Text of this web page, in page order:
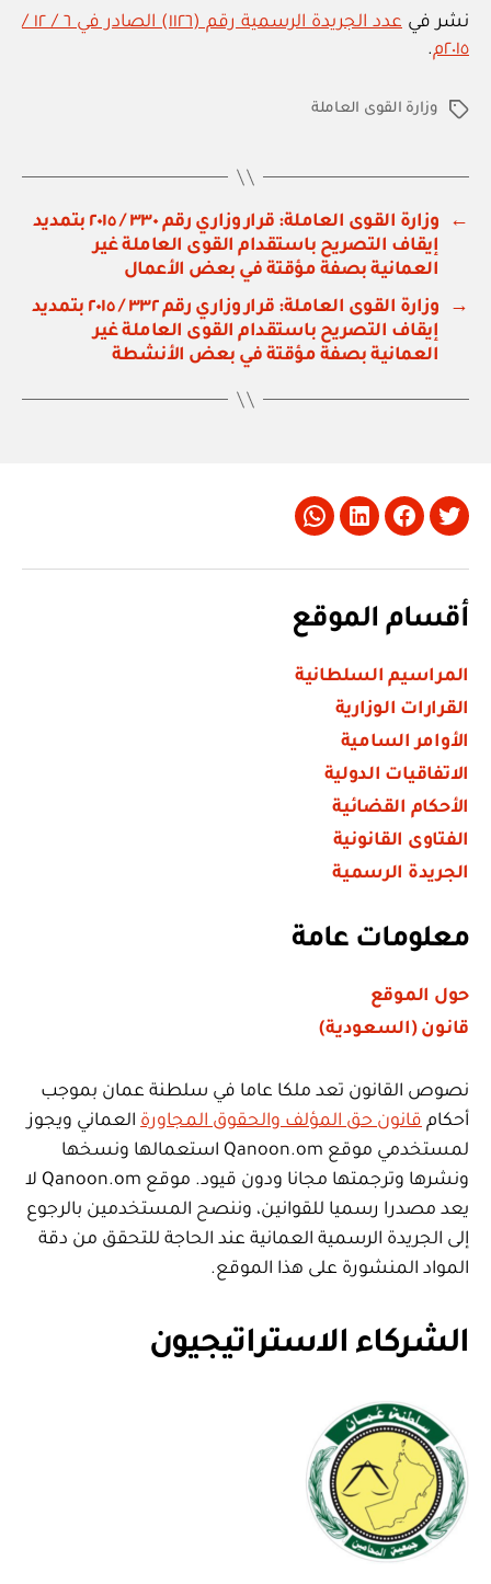
نشر في
عدد الجريدة الرسمية رقم (١١٢٦) الصادر في ٦ / ١٢ /
٢٠١٥م
.
الوسوموزارة القوى العاملة
←
وزارة القوى العاملة: قرار وزاري رقم ٣٣٠ / ٢٠١٥ بتمديد
إيقاف التصريح باستقدام القوى العاملة غير
العمانية بصفة مؤقتة في بعض الأعمال
→
وزارة القوى العاملة: قرار وزاري رقم ٣٣٢ / ٢٠١٥ بتمديد
إيقاف التصريح باستقدام القوى العاملة غير
العمانية بصفة مؤقتة في بعض الأنشطة
Twitter
Facebook
LinkedIn
Whatsapp
أقسام الموقع
المراسيم السلطانية
القرارات الوزارية
الأوامر السامية
الاتفاقيات الدولية
الأحكام القضائية
الفتاوى القانونية
الجريدة الرسمية
معلومات عامة
حول الموقع
قانون (السعودية)
نصوص القانون تعد ملكا عاما في سلطنة عمان بموجب
أحكام قانون حق المؤلف والحقوق المجاورة العماني ويجوز
لمستخدمي موقع Qanoon.om استعمالها ونسخها
ونشرها وترجمتها مجانا ودون قيود. موقع Qanoon.om لا
يعد مصدرا رسميا للقوانين، وننصح المستخدمين بالرجوع
إلى الجريدة الرسمية العمانية عند الحاجة للتحقق من دقة
المواد المنشورة على هذا الموقع.
الشركاء الاستراتيجيون